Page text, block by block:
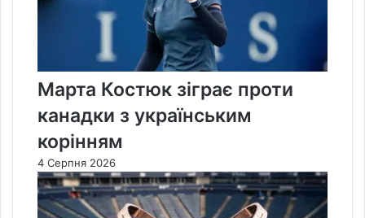
Марта Костюк зіграє проти
канадки з українським
корінням
4 Серпня 2026